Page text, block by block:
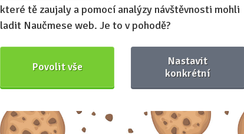
Naučmese festivaly
Náš systém pro vaši firmu
Prostory pro pořádání kurzů
Kontakt a fakturační údaje
které tě zaujaly a pomocí analýzy návštěvnosti mohli
ladit Naučmese web. Je to v pohodě?
Povolit vše
Nastavit
konkrétní